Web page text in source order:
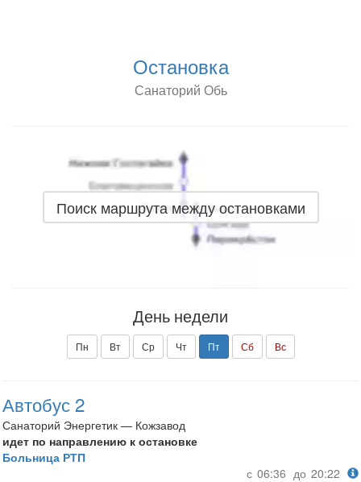
Остановка
Санаторий Обь
Поиск маршрута между остановками
День недели
Пн Вт Ср Чт Пт Сб Вс
Автобус 2
Санаторий Энергетик — Кожзавод
идет по направлению к остановке
Больница РТП
с 06:36 до 20:22